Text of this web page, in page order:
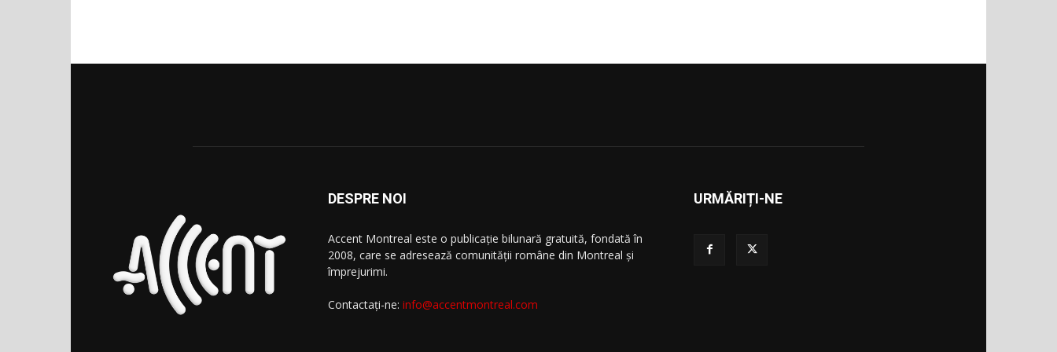
DESPRE NOI
Accent Montreal este o publicație bilunară gratuită, fondată în
2008, care se adresează comunităţii române din Montreal şi
împrejurimi.
Contactați-ne: info@accentmontreal.com
URMĂRIȚI-NE